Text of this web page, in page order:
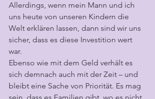
Allerdings, wenn mein Mann und ich
uns heute von unseren Kindern die
Welt erklären lassen, dann sind wir uns
sicher, dass es diese Investition wert
war.
Ebenso wie mit dem Geld verhält es
sich demnach auch mit der Zeit – und
bleibt eine Sache von Priorität. Es mag